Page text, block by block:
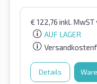
€ 122,76 inkl. MwST
AUF LAGER
Details